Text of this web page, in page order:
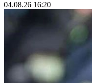
04.08.26 16:20